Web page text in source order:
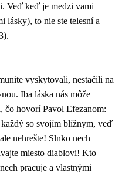
Veď keď je medzi vami
lásky), to nie ste telesní a
vyskytovali, nestačili na
Iba láska nás môže
hovorí Pavol Efezanom:
so svojím blížnym, veď
nehrešte! Slnko nech
miesto diablovi! Kto
pracuje a vlastnými